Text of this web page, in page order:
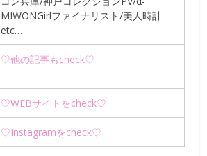
MIWONGirlファイナリスト/美人時計
etc…
♡他の記事もcheck♡
♡WEBサイトをcheck♡
♡Instagramをcheck♡